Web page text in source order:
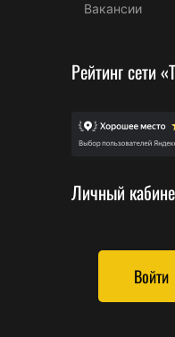
Вакансии
Рейтинг сети
Личный
Войти